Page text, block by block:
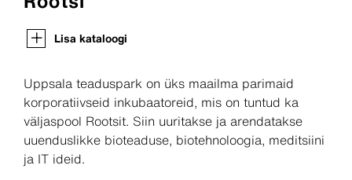
Lisa kataloogi
Uppsala teaduspark on üks maailma parimaid
korporatiivseid inkubaatoreid, mis on tuntud ka
väljaspool Rootsit. Siin uuritakse ja arendatakse
uuenduslikke bioteaduse, biotehnoloogia, meditsiini
ja IT ideid.